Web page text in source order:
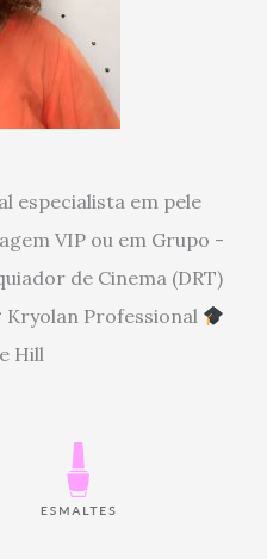
especialista em pele
VIP ou em Grupo -
de Cinema (DRT)
Kryolan Professional
Hill